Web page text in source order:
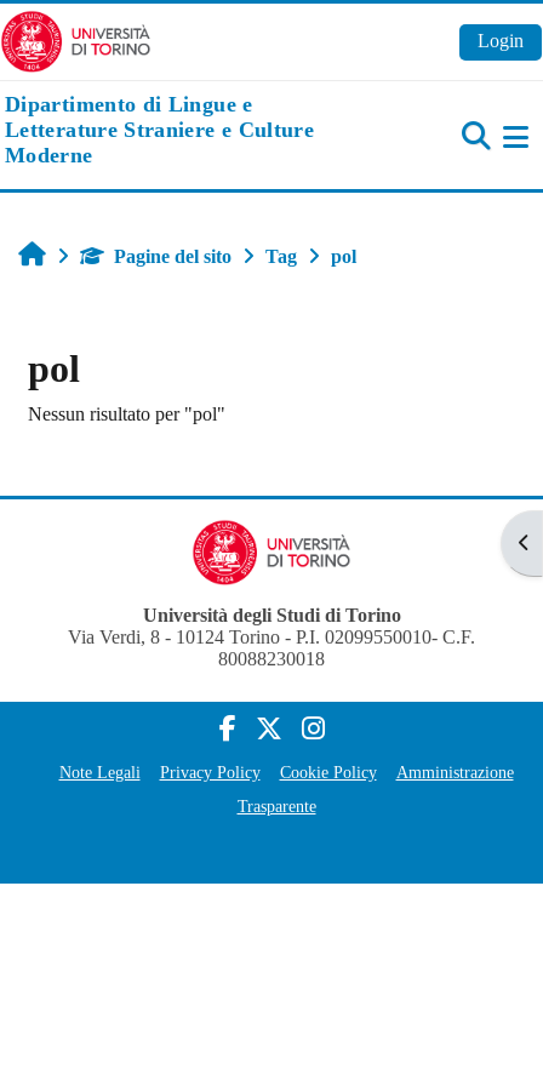
Vai al contenuto principale
Login
Dipartimento di Lingue e
Letterature Straniere e Culture
Moderne
HomePagine del sito Tag pol
pol
Nessun risultato per "pol"
Università degli Studi di Torino
Via Verdi, 8 - 10124 Torino - P.I. 02099550010- C.F.
80088230018
Note Legali Privacy Policy Cookie Policy
Amministrazione
Trasparente